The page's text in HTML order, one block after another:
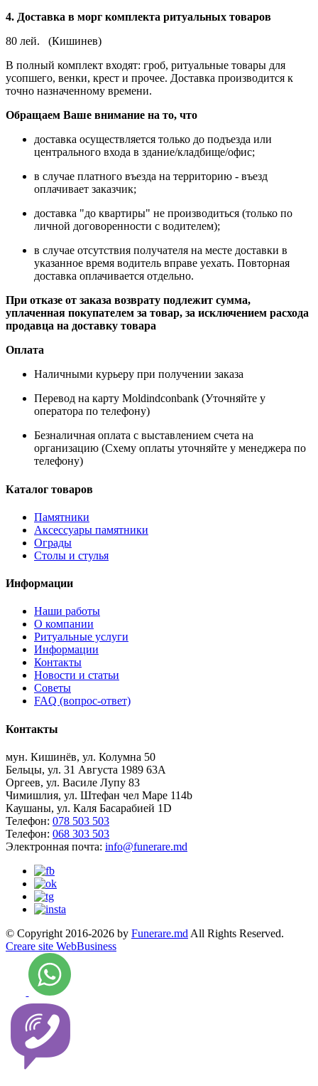
4. Доставка в морг комплекта ритуальных товаров
80 лей. (Кишинев)
В полный комплект входят: гроб, ритуальные товары для
усопшего, венки, крест и прочее. Доставка производится к
точно назначенному времени.
Обращаем Ваше внимание на то, что
доставка осуществляется только до подъезда или
центрального входа в здание/кладбище/офис;
в случае платного въезда на территорию - въезд
оплачивает заказчик;
доставка "до квартиры" не производиться (только по
личной договоренности с водителем);
в случае отсутствия получателя на месте доставки в
указанное время водитель вправе уехать. Повторная
доставка оплачивается отдельно.
При отказе от заказа возврату подлежит сумма,
уплаченная покупателем за товар, за исключением расхода
продавца на доставку товара
Оплата
Наличными курьеру при получении заказа
Перевод на карту Moldindconbank (Уточняйте у
оператора по телефону)
Безналичная оплата с выставлением счета на
организацию (Схему оплаты уточняйте у менеджера по
телефону)
Каталог товаров
Памятники
Аксессуары памятники
Ограды
Столы и стулья
Информации
Наши работы
О компании
Ритуальные услуги
Информации
Контакты
Новости и статьи
Советы
FAQ (вопрос-ответ)
Контакты
мун. Кишинёв, ул. Колумна 50
Бельцы, ул. 31 Августа 1989 63А
Оргеев, ул. Василе Лупу 83
Чимишлия, ул. Штефан чел Маре 114b
Каушаны, ул. Каля Басарабией 1D
Телефон: 078 503 503
Телефон: 068 303 503
Электронная почта: info@funerare.md
© Copyright 2016-2026 by Funerare.md All Rights Reserved.
Creare site WebBusiness